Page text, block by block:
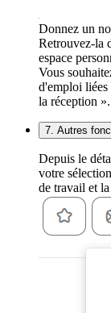
Donnez un
Retrouvez-la
espace
Vous
d'emploi
la réception ».
7. Autres
Depuis le
votre
de travail et